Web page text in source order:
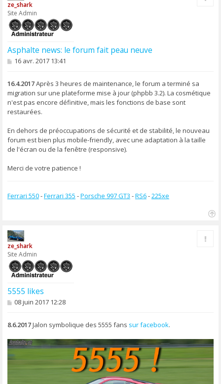
ze_shark
Site Admin
Asphalte news: le forum fait peau neuve
M
s
a
g
e
16 avr. 2017 13:41
16.4.2017Après 3 heures de maintenance, le forum a terminé sa
migration sur une plateforme mise à jour (phpbb 3.2). La cosmétique
n'est pas encore définitive, mais les fonctions de base sont
restaurées.
En dehors de préoccupations de sécurité et de stabilité, le nouveau
forum est bien plus mobile-friendly, avec une adaptation à la taille
de l'écran ou de la fenêtre (responsive).
Merci de votre patience !
Ferrari 550-Ferrari 355 -Porsche 997 GT3 -RS6-225xe
ze_shark
Site Admin
5555 likes
M
s
g
e
08 juin 2017 12:28
8.6.2017Jalon symbolique des 5555 fans sur facebook.